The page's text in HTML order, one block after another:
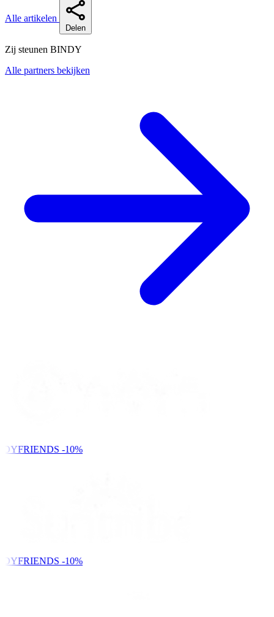
Alle artikelen
Delen
Zij steunen BINDY
Alle partners bekijken
-10%
-10%